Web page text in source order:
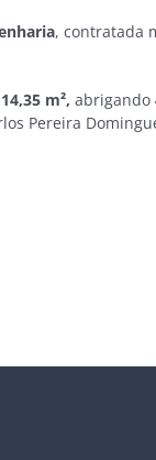
, contratada
m², abrigando
Pereira